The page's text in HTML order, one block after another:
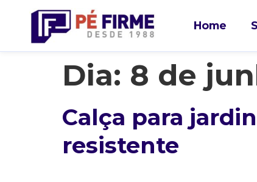
Home
Dia: 8 de
Calça para
resistente